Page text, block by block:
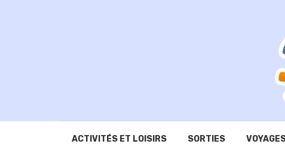
ACTIVITÉS ET LOISIRS SORTIES